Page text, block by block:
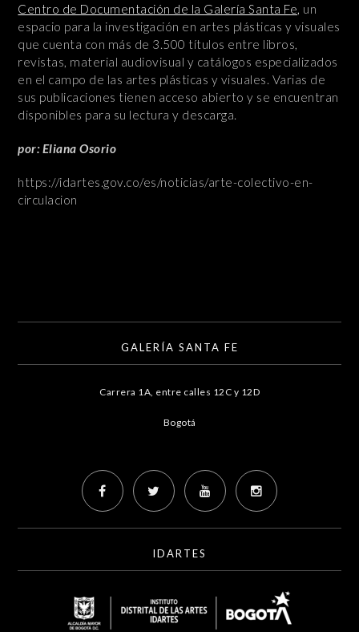
Centro de Documentación de la Galería Santa Fe, un
espacio para la investigación en artes plásticas y visuales
que cuenta con más de 3.500 títulos entre libros,
revistas, material audiovisual y catálogos especializados
en el campo de las artes plásticas y visuales. Varias de
sus publicaciones tienen acceso abierto y se encuentran
disponibles para su lectura y descarga.
por: Eliana Osorio
https://idartes.gov.co/es/noticias/arte-colectivo-en-
circulacion
GALERÍA SANTA FE
Carrera 1A, entre calles 12C y 12D
Bogotá
IDARTES